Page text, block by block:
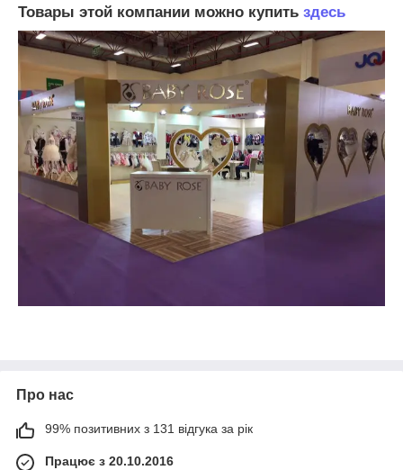
Товары этой компании можно купить здесь
Про нас
99% позитивних з 131 відгука за рік
Працює з 20.10.2016